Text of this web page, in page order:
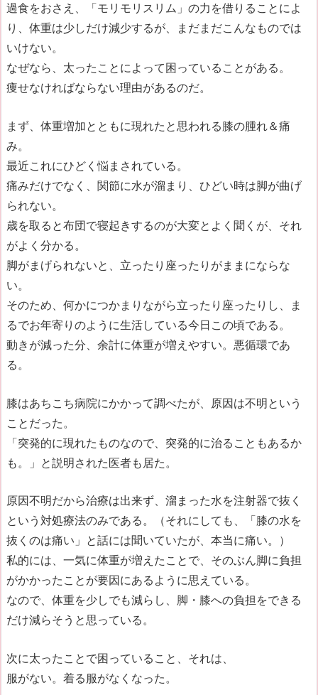
過食をおさえ、「モリモリスリム」の力を借りることによ
り、体重は少しだけ減少するが、まだまだこんなものでは
いけない。
なぜなら、太ったことによって困っていることがある。
痩せなければならない理由があるのだ。
まず、体重増加とともに現れたと思われる膝の腫れ＆痛
み。
最近これにひどく悩まされている。
痛みだけでなく、関節に水が溜まり、ひどい時は脚が曲げ
られない。
歳を取ると布団で寝起きするのが大変とよく聞くが、それ
がよく分かる。
脚がまげられないと、立ったり座ったりがままにならな
い。
そのため、何かにつかまりながら立ったり座ったりし、ま
るでお年寄りのように生活している今日この頃である。
動きが減った分、余計に体重が増えやすい。悪循環であ
る。
膝はあちこち病院にかかって調べたが、原因は不明という
ことだった。
「突発的に現れたものなので、突発的に治ることもあるか
も。」と説明された医者も居た。
原因不明だから治療は出来ず、溜まった水を注射器で抜く
という対処療法のみである。
（それにしても、「膝の水を
抜くのは痛い」と話には聞いていたが、本当に痛い。）
私的には、一気に体重が増えたことで、そのぶん脚に負担
がかかったことが要因にあるように思えている。
なので、体重を少しでも減らし、脚・膝への負担をできる
だけ減らそうと思っている。
次に太ったことで困っていること、それは、
服がない。着る服がなくなった。